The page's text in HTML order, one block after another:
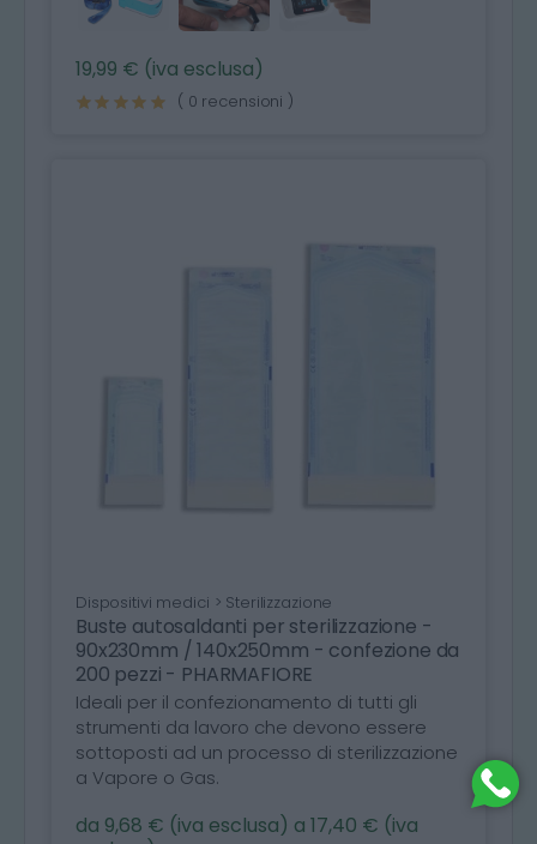
19,99 € (iva esclusa)
( 0 recensioni )
Dispositivi medici > Sterilizzazione
Buste autosaldanti per sterilizzazione -
90x230mm / 140x250mm - confezione da
200 pezzi - PHARMAFIORE
Ideali per il confezionamento di tutti gli
strumenti da lavoro che devono essere
sottoposti ad un processo di sterilizzazione
a Vapore o Gas.
da 9,68 € (iva esclusa) a 17,40 € (iva